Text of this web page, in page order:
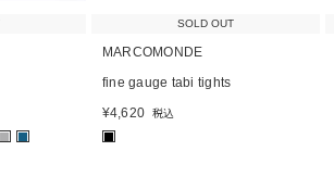
■ ■
SOLD OUT
MARCOMONDE
fine gauge tabi tights
¥4,620 税込
■